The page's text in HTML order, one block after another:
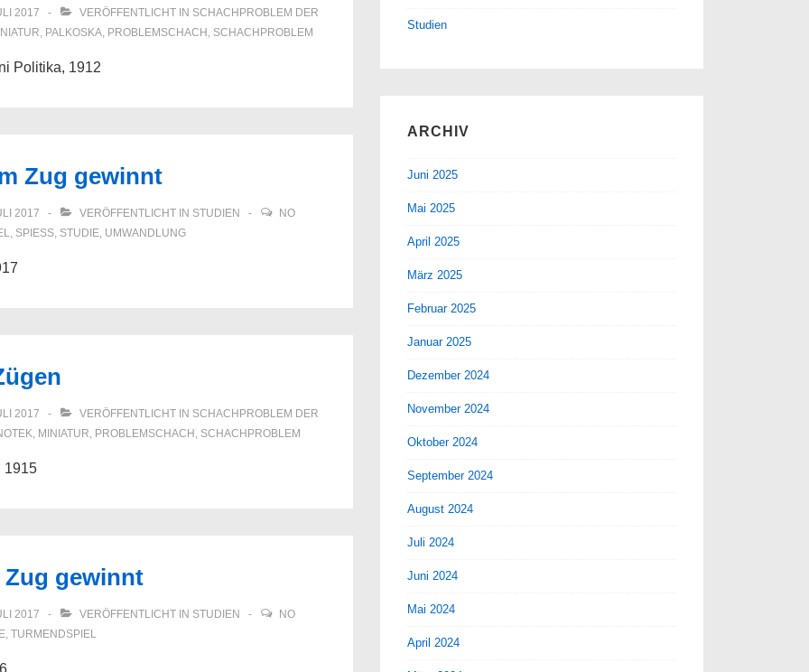
2017 VERÖFFENTLICHT IN SCHACHPROBLEM DER
, PALKOSKA, PROBLEMSCHACH , SCHACHPROBLEM
Politika, 1912
Zug gewinnt
2017 VERÖFFENTLICHT IN STUDIEN
NO
, SPIESS , STUDIE, UMWANDLUNG
2017 VERÖFFENTLICHT IN SCHACHPROBLEM DER
, MINIATUR, PROBLEMSCHACH , SCHACHPROBLEM
1915
Zug gewinnt
2017 VERÖFFENTLICHT IN STUDIEN
NO
, TURMENDSPIEL
Studien
ARCHIV
Juni 2025
Mai 2025
April 2025
März 2025
Februar 2025
Januar 2025
Dezember 2024
November 2024
Oktober 2024
September 2024
August 2024
Juli 2024
Juni 2024
Mai 2024
April 2024